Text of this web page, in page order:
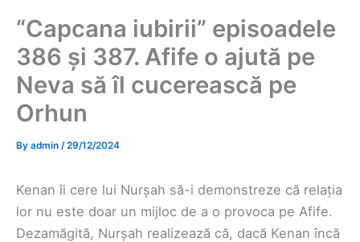
“Capcana iubirii” episoadele
386 și 387. Afife o ajută pe
Neva să îl cucerească pe
Orhun
By admin /29/12/2024
Kenan îi cere lui Nurșah să-i demonstreze că relația
lor nu este doar un mijloc de a o provoca pe Afife.
Dezamăgită, Nurșah realizează că, dacă Kenan încă